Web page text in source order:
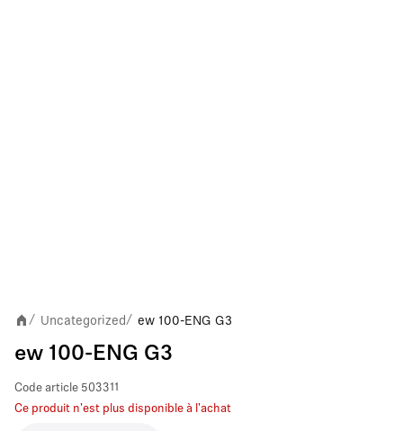
/ Uncategorized / ew 100-ENG G3
ew 100-ENG G3
Code article 503311
Ce produit n'est plus disponible à l'achat